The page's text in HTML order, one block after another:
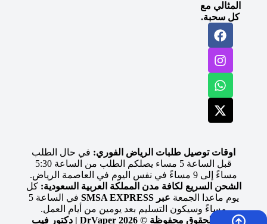
المثالي مع
كل سحبة.
اوقات توصيل طلبات الرياض الفوري: في حال الطلب
قبل الساعة 5 مساء يصلكم الطلب من الساعة 5:30
مساءً إلى 9 مساءً في نفس اليوم في العاصمة الرياض.
الشحن السريع لكافة مدن المملكة العربية السعودية: كل
يوم ماعدا الجمعة عبر SMSA EXPRESS
في الساعة 5
مساءً وسيكون التسليم بعد يومين من أيام العمل.
جميع الحقوق محفوظة © 2026 DrVaper | دكتور فيب